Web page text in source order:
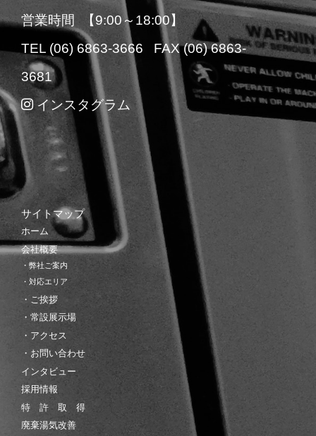
営業時間 【9:00～18:00】
TEL (06) 6863-3666 FAX (06) 6863-
3681
インスタグラム
サイトマップ
ホーム
会社概要
・弊社ご案内
・対応エリア
・ご挨拶
・常設展示場
・アクセス
・お問い合わせ
インタビュー
採用情報
特 許 取 得
廃棄湯気改善